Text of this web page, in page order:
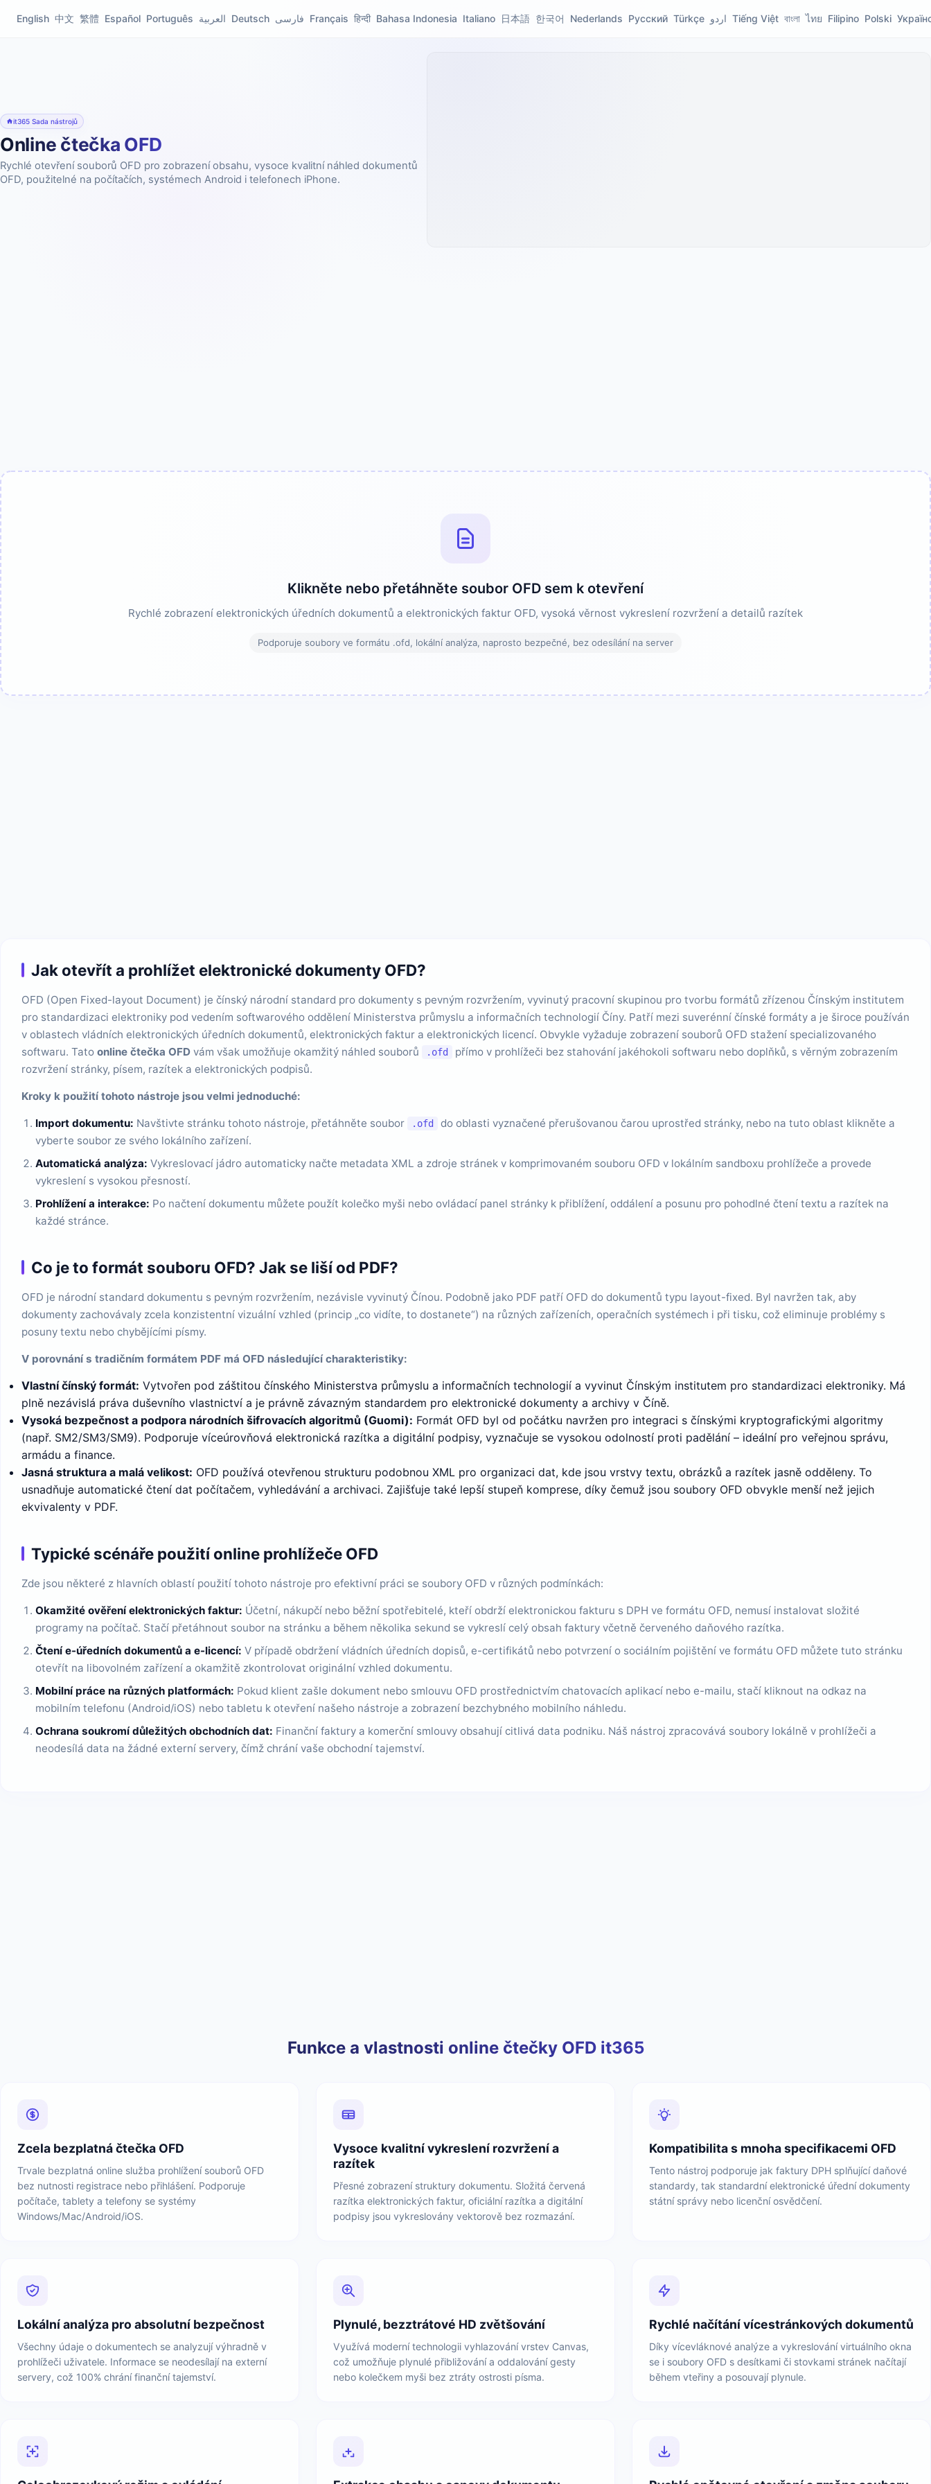
English 中文 繁體 Español Português العربية Deutsch فارسی Français हिन्दी Bahasa Indonesia Italiano 日本語 한국어 Nederlands Русский Türkçe اردو Tiếng Việt বাংলা ไทย Filipino Polski
it365 Sada nástrojů
Online čtečka OFD
Rychlé otevření souborů OFD pro zobrazení obsahu, vysoce kvalitní náhled dokumentů
OFD, použitelné na počítačích, systémech Android i telefonech iPhone.
Klikněte nebo přetáhněte soubor OFD sem k otevření
Rychlé zobrazení elektronických úředních dokumentů a elektronických faktur OFD, vysoká věrnost vykreslení rozvržení a detailů razítek
Podporuje soubory ve formátu .ofd, lokální analýza, naprosto bezpečné, bez odesílání na server
Jak otevřít a prohlížet elektronické dokumenty OFD?
OFD (Open Fixed-layout Document) je čínský národní standard pro dokumenty s pevným rozvržením, vyvinutý pracovní skupinou pro tvorbu formátů zřízenou Čínským institutem
pro standardizaci elektroniky pod vedením softwarového oddělení Ministerstva průmyslu a informačních technologií Číny. Patří mezi suverénní čínské formáty a je široce používán
v oblastech vládních elektronických úředních dokumentů, elektronických faktur a elektronických licencí. Obvykle vyžaduje zobrazení souborů OFD stažení specializovaného
softwaru. Tato online čtečka OFD vám však umožňuje okamžitý náhled souborů .ofd
přímo v prohlížeči bez stahování jakéhokoli softwaru nebo doplňků, s věrným zobrazením
rozvržení stránky, písem, razítek a elektronických podpisů.
Kroky k použití tohoto nástroje jsou velmi jednoduché:
Import dokumentu: Navštivte stránku tohoto nástroje, přetáhněte soubor .ofd
do oblasti vyznačené přerušovanou čarou uprostřed stránky, nebo na tuto oblast klikněte a
vyberte soubor ze svého lokálního zařízení.
Automatická analýza: Vykreslovací jádro automaticky načte metadata XML a zdroje stránek v komprimovaném souboru OFD v lokálním sandboxu prohlížeče a provede
vykreslení s vysokou přesností.
Prohlížení a interakce: Po načtení dokumentu můžete použít kolečko myši nebo ovládací panel stránky k přiblížení, oddálení a posunu pro pohodlné čtení textu a razítek na
každé stránce.
Co je to formát souboru OFD? Jak se liší od PDF?
OFD je národní standard dokumentu s pevným rozvržením, nezávisle vyvinutý Čínou. Podobně jako PDF patří OFD do dokumentů typu layout-fixed. Byl navržen tak, aby
dokumenty zachovávaly zcela konzistentní vizuální vzhled (princip „co vidíte, to dostanete“) na různých zařízeních, operačních systémech i při tisku, což eliminuje problémy s
posuny textu nebo chybějícími písmy.
V porovnání s tradičním formátem PDF má OFD následující charakteristiky:
Vlastní čínský formát: Vytvořen pod záštitou čínského Ministerstva průmyslu a informačních technologií a vyvinut Čínským institutem pro standardizaci elektroniky. Má
plně nezávislá práva duševního vlastnictví a je právně závazným standardem pro elektronické dokumenty a archivy v Číně.
Vysoká bezpečnost a podpora národních šifrovacích algoritmů (Guomi): Formát OFD byl od počátku navržen pro integraci s čínskými kryptografickými algoritmy
(např. SM2/SM3/SM9). Podporuje víceúrovňová elektronická razítka a digitální podpisy, vyznačuje se vysokou odolností proti padělání – ideální pro veřejnou správu,
armádu a finance.
Jasná struktura a malá velikost: OFD používá otevřenou strukturu podobnou XML pro organizaci dat, kde jsou vrstvy textu, obrázků a razítek jasně odděleny. To
usnadňuje automatické čtení dat počítačem, vyhledávání a archivaci. Zajišťuje také lepší stupeň komprese, díky čemuž jsou soubory OFD obvykle menší než jejich
ekvivalenty v PDF.
Typické scénáře použití online prohlížeče OFD
Zde jsou některé z hlavních oblastí použití tohoto nástroje pro efektivní práci se soubory OFD v různých podmínkách:
Okamžité ověření elektronických faktur: Účetní, nákupčí nebo běžní spotřebitelé, kteří obdrží elektronickou fakturu s DPH ve formátu OFD, nemusí instalovat složité
programy na počítač. Stačí přetáhnout soubor na stránku a během několika sekund se vykreslí celý obsah faktury včetně červeného daňového razítka.
Čtení e-úředních dokumentů a e-licencí: V případě obdržení vládních úředních dopisů, e-certifikátů nebo potvrzení o sociálním pojištění ve formátu OFD můžete tuto stránku
otevřít na libovolném zařízení a okamžitě zkontrolovat originální vzhled dokumentu.
Mobilní práce na různých platformách: Pokud klient zašle dokument nebo smlouvu OFD prostřednictvím chatovacích aplikací nebo e-mailu, stačí kliknout na odkaz na
mobilním telefonu (Android/iOS) nebo tabletu k otevření našeho nástroje a zobrazení bezchybného mobilního náhledu.
Ochrana soukromí důležitých obchodních dat: Finanční faktury a komerční smlouvy obsahují citlivá data podniku. Náš nástroj zpracovává soubory lokálně v prohlížeči a
neodesílá data na žádné externí servery, čímž chrání vaše obchodní tajemství.
Funkce a vlastnosti online čtečky OFD it365
Zcela bezplatná čtečka OFD
Trvale bezplatná online služba prohlížení souborů OFD
bez nutnosti registrace nebo přihlášení. Podporuje
počítače, tablety a telefony se systémy
Windows/Mac/Android/iOS.
Vysoce kvalitní vykreslení rozvržení a
razítek
Přesné zobrazení struktury dokumentu. Složitá červená
razítka elektronických faktur, oficiální razítka a digitální
podpisy jsou vykreslovány vektorově bez rozmazání.
Kompatibilita s mnoha specifikacemi OFD
Tento nástroj podporuje jak faktury DPH splňující daňové
standardy, tak standardní elektronické úřední dokumenty
státní správy nebo licenční osvědčení.
Lokální analýza pro absolutní bezpečnost
Všechny údaje o dokumentech se analyzují výhradně v
prohlížeči uživatele. Informace se neodesílají na externí
servery, což 100% chrání finanční tajemství.
Plynulé, bezztrátové HD zvětšování
Využívá moderní technologii vyhlazování vrstev Canvas,
což umožňuje plynulé přibližování a oddalování gesty
nebo kolečkem myši bez ztráty ostrosti písma.
Rychlé načítání vícestránkových dokumentů
Díky vícevláknové analýze a vykreslování virtuálního okna
se i soubory OFD s desítkami či stovkami stránek načítají
během vteřiny a posouvají plynule.